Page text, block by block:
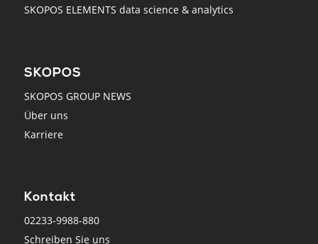
SKOPOS ELEMENTS data science & analytics
SKOPOS
SKOPOS GROUP NEWS
Über uns
Karriere
Kontakt
02233-9988-880
Schreiben Sie uns